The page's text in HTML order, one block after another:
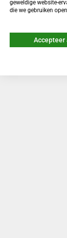
geweldige website-
die we gebruiken
Accepteer